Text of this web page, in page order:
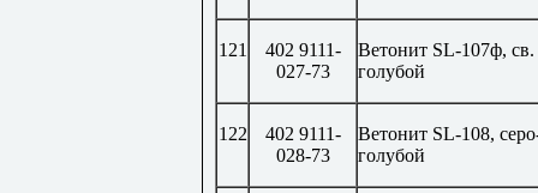
121
402 9111-
027-73
Ветонит SL-107ф, св.
голубой
122
402 9111-
028-73
Ветонит SL-108,
голубой